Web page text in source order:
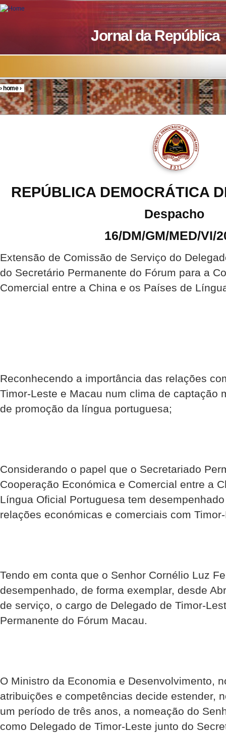
Skip to main content
Jornal da República
You are here
›home›
REPÚBLICA DEMOCRÁTICA
Despacho
16/DM/GM/MED/VI/
Extensão de Comissão de Serviço do
do Secretário Permanente do Fórum para a
Comercial entre a China e os Países de
Reconhecendo a importância das relações
Timor-Leste e Macau num clima de captação
de promoção da língua portuguesa;
Considerando o papel que o Secretariado
Cooperação Económica e Comercial entre a
Língua Oficial Portuguesa tem
relações económicas e comerciais com
Tendo em conta que o Senhor Cornélio Luz
desempenhado, de forma exemplar, desde
de serviço, o cargo de Delegado de Timor-
Permanente do Fórum Macau.
O Ministro da Economia e Desenvolvimento,
atribuições e competências decide estender,
um período de três anos, a nomeação do
como Delegado de Timor-Leste junto do